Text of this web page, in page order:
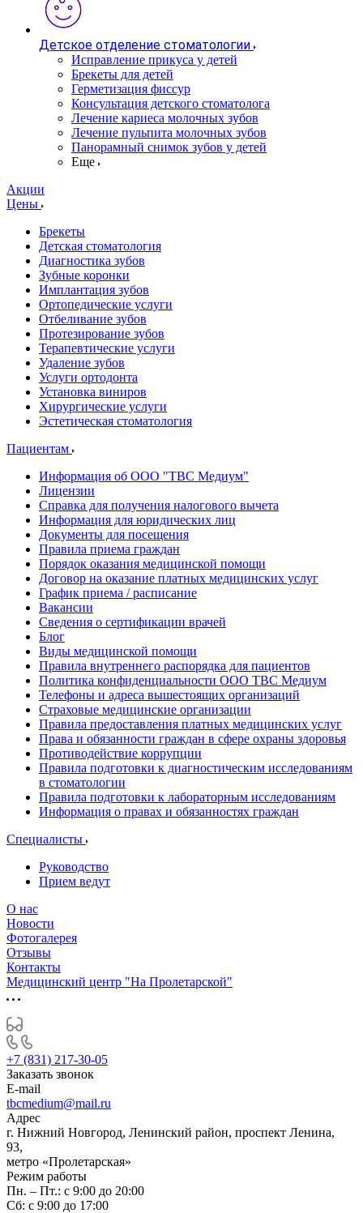
Детское отделение стоматологии
Исправление прикуса у детей
Брекеты для детей
Герметизация фиссур
Консультация детского стоматолога
Лечение кариеса молочных зубов
Лечение пульпита молочных зубов
Панорамный снимок зубов у детей
Еще
Акции
Цены
Брекеты
Детская стоматология
Диагностика зубов
Зубные коронки
Имплантация зубов
Ортопедические услуги
Отбеливание зубов
Протезирование зубов
Терапевтические услуги
Удаление зубов
Услуги ортодонта
Установка виниров
Хирургические услуги
Эстетическая стоматология
Пациентам
Информация об ООО "ТВС Медиум"
Лицензии
Справка для получения налогового вычета
Информация для юридических лиц
Документы для посещения
Правила приема граждан
Порядок оказания медицинской помощи
Договор на оказание платных медицинских услуг
График приема / расписание
Вакансии
Сведения о сертификации врачей
Блог
Виды медицинской помощи
Правила внутреннего распорядка для пациентов
Политика конфиденциальности ООО ТВС Медиум
Телефоны и адреса вышестоящих организаций
Страховые медицинские организации
Правила предоставления платных медицинских услуг
Права и обязанности граждан в сфере охраны здоровья
Противодействие коррупции
Правила подготовки к диагностическим исследованиям
в стоматологии
Правила подготовки к лабораторным исследованиям
Информация о правах и обязанностях граждан
Специалисты
Руководство
Прием ведут
О нас
Новости
Фотогалерея
Отзывы
Контакты
Медицинский центр "На Пролетарской"
+7 (831) 217-30-05
Заказать звонок
E-mail
tbcmedium@mail.ru
Адрес
г. Нижний Новгород, Ленинский район, проспект Ленина,
93,
метро «Пролетарская»
Режим работы
Пн. – Пт.: с 9:00 до 20:00
Cб: с 9:00 до 17:00